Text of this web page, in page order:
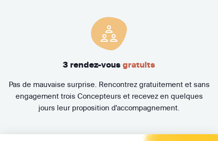
3 rendez-vous gratuits
Pas de mauvaise surprise. Rencontrez gratuitement et sans
engagement trois Concepteurs et recevez en quelques
jours leur proposition d'accompagnement.